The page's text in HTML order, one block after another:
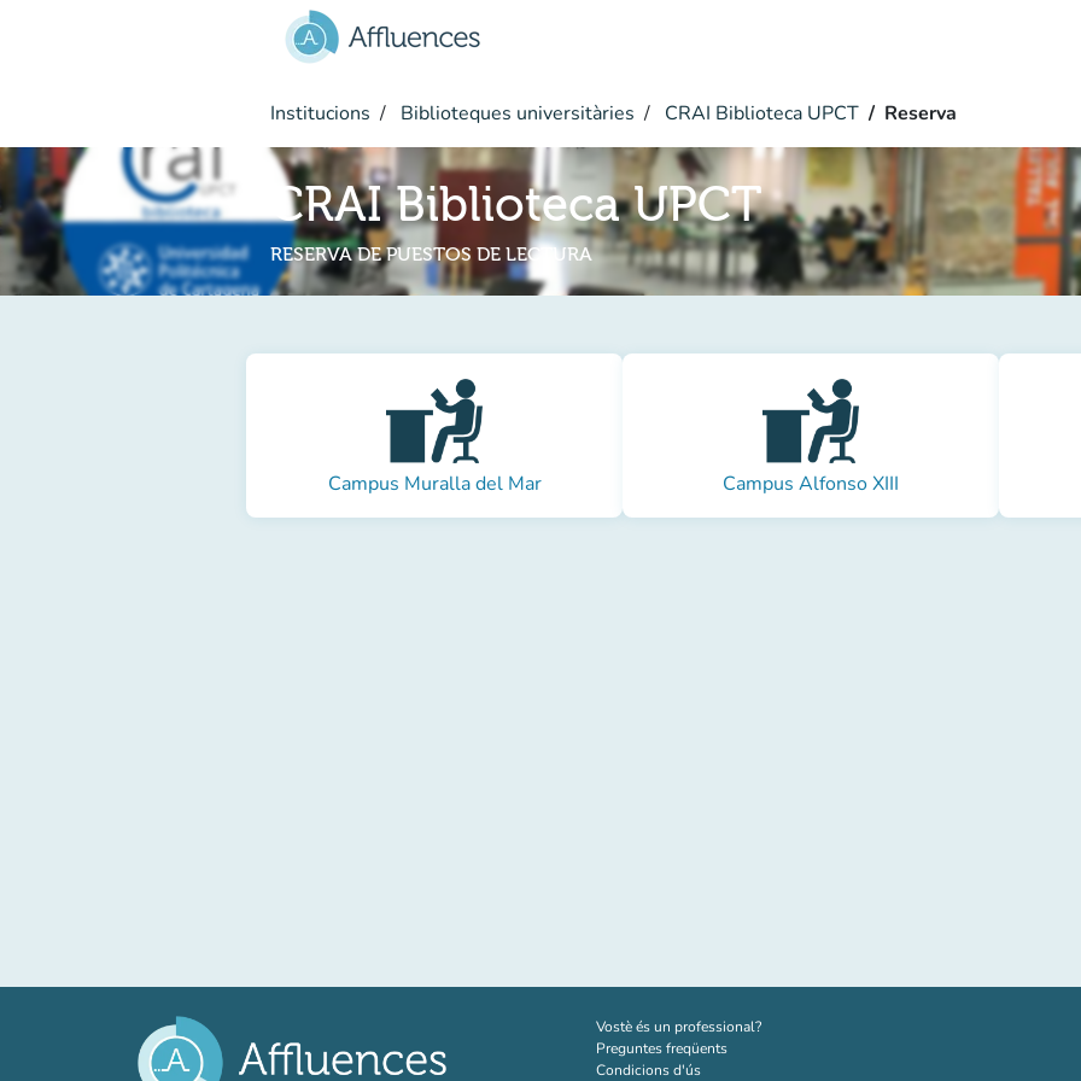
Institucions Biblioteques universitàries CRAI Biblioteca UPCT Reserva
CRAI Biblioteca UPCT
RESERVA DE PUESTOS DE LECTURA
Campus Muralla del Mar Campus Alfonso XIII
Vostè és un professional?(new tab)
Preguntes freqüents
Condicions d'ús